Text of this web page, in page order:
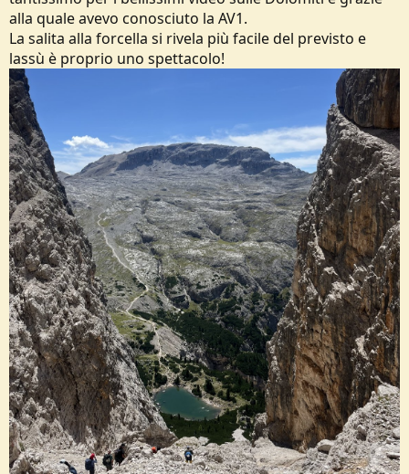
alla quale avevo conosciuto la AV1.
La salita alla forcella si rivela più facile del previsto e
lassù è proprio uno spettacolo!